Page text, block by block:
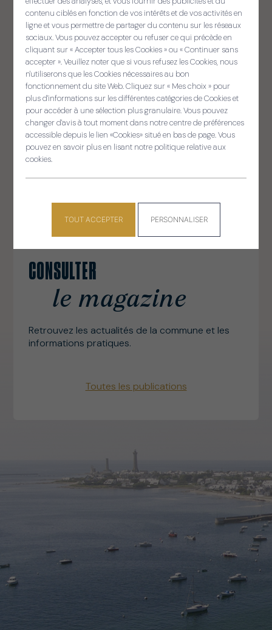
Panneau de gestion des
contenu ciblés en fonction de vos intérêts et de vos activités en
ligne et vous permettre de partager du contenu sur les réseaux
sociaux. Vous pouvez accepter ou refuser ce qui précède en
cliquant sur « Accepter tous les Cookies » ou « Continuer sans
accepter ». Veuillez noter que si vous refusez les Cookies, nous
n'utiliserons que les Cookies nécessaires au bon
fonctionnement du site Web. Cliquez sur « Mes choix » pour
plus d'informations sur les différentes catégories de Cookies et
pour accéder à une sélection plus granulaire. Vous pouvez
changer d'avis à tout moment dans notre centre de préférences
accessible depuis le lien «Cookies» situé en bas de page. Vous
pouvez en savoir plus en lisant notre politique relative aux
cookies.
TOUT ACCEPTER PERSONNALISER
Sellit ouzh ar gelaouenn
CONSULTER
le magazine
Retrouvez les actualités de la commune et les
informations pratiques.
Toutes les publications